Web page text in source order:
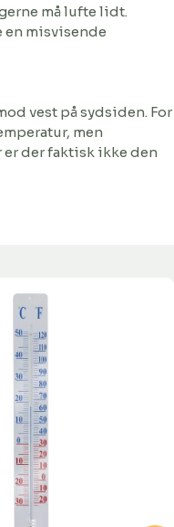
må lufte lidt.
en misvisende
vest på sydsiden. For
men
der faktisk ikke den